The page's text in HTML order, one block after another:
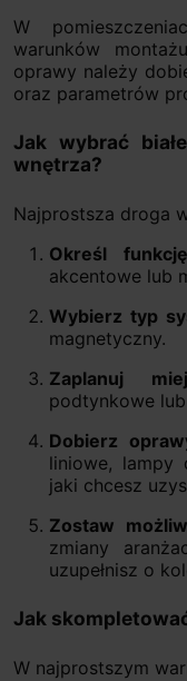
W
warunków
oprawy należy
oraz parametrów
Jak wybrać
wnętrza?
Najprostsza droga
Określ
akcentowe lub
Wybierz typ
magnetyczny.
Zaplanuj
podtynkowe
Dobierz
liniowe, lampy
jaki chcesz
Zostaw
zmiany
uzupełnisz o
Jak
W najprostszym